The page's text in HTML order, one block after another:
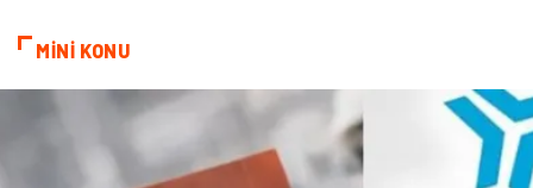
Yazı Tahtaları
MİNİ KONU